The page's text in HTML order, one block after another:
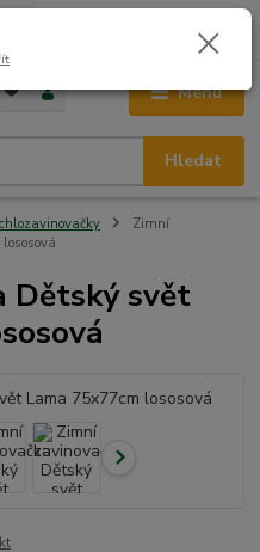
Menu
Hledat
0,00 Kč
Zimní
Dětský svět